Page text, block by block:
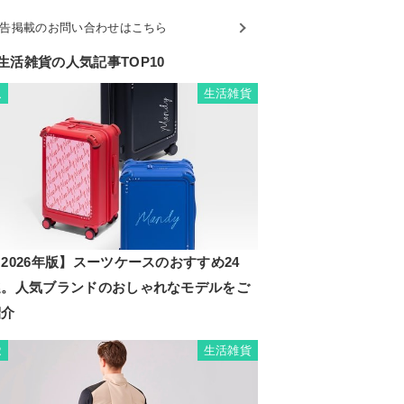
掲載のお問い合わせはこちら
活雑貨の人気記事TOP10
生活雑貨
年版】スーツケースのおすすめ24
人気ブランドのおしゃれなモデルをご
生活雑貨